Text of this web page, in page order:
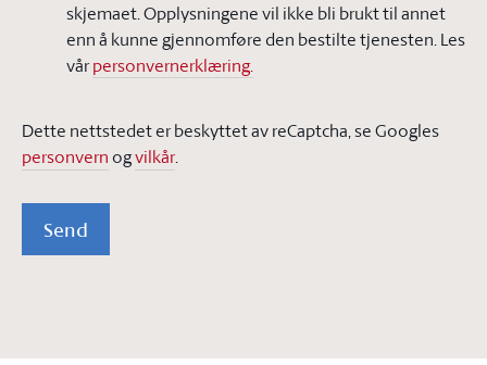
skjemaet. Opplysningene vil ikke bli brukt til annet
enn å kunne gjennomføre den bestilte tjenesten. Les
vårpersonvernerklæring.
Dette nettstedet er beskyttet av reCaptcha, se Googles
personvern ogvilkår.
Send